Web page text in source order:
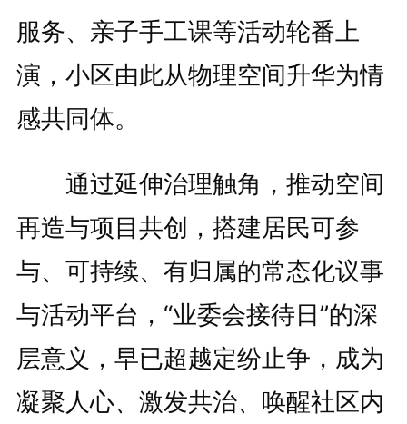
服务、亲子手工课等活动轮番上
演，小区由此从物理空间升华为情
感共同体。
通过延伸治理触角，推动空间
再造与项目共创，搭建居民可参
与、可持续、有归属的常态化议事
与活动平台，“业委会接待日”的深
层意义，早已超越定纷止争，成为
凝聚人心、激发共治、唤醒社区内